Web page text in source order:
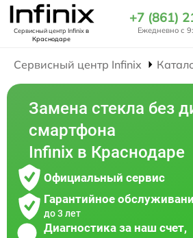
Сервисный центр Infinixв
Краснодаре
+7 (861)
Ежедневно с
Сервисный центр Infinix
Замена стекла без
смартфона
Infinix в Краснодаре
Официальный сервис
Гарантийное
до 3 лет
Диагностика за наш счет,